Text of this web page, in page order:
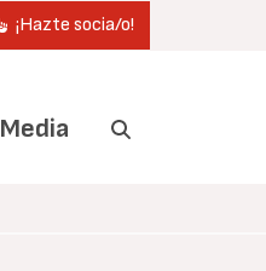
¡Hazte socia/o!
Media